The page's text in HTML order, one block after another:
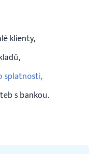
klienty,
splatnosti,
s bankou.